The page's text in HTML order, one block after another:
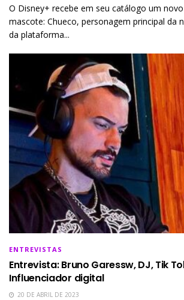
O Disney+ recebe em seu catálogo um
mascote: Chueco, personagem principal da
da plataforma...
ENTREVISTAS
Entrevista: Bruno Garessw, DJ, Tik
Influenciador digital
20 DE ABRIL DE 2023